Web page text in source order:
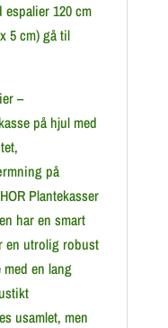
espalier 120 cm
5 cm) gå til
–
på hjul med
på
Plantekasser
har en smart
en utrolig robust
en lang
usamlet, men